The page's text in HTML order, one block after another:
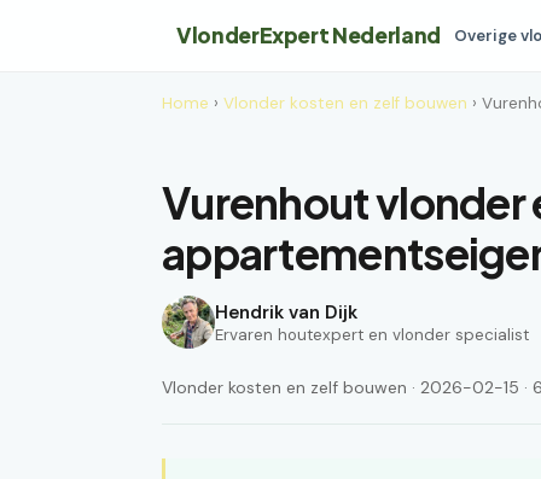
VlonderExpert Nederland Overige
Home › Vlonder kosten en zelf bouwen ›
Vurenhout vlonder
Hendrik van Dijk
Ervaren houtexpert en vlonder specialist
Vlonder kosten en zelf bouwen · 2026-02-15 ·